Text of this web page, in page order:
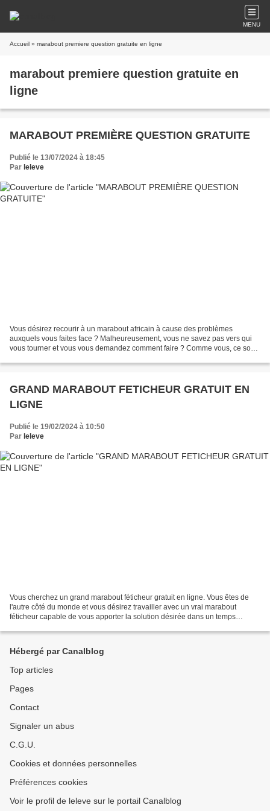
MENU
Accueil » marabout premiere question gratuite en ligne
marabout premiere question gratuite en
ligne
MARABOUT PREMIÈRE QUESTION GRATUITE
Publié le 13/07/2024 à 18:45
Par leleve
Vous désirez recourir à un marabout africain à cause des problèmes
auxquels vous faites face ? Malheureusement, vous ne savez pas vers qui
vous tourner et vous vous demandez comment faire ? Comme vous, ce sont
GRAND MARABOUT FETICHEUR GRATUIT EN
LIGNE
Publié le 19/02/2024 à 10:50
Par leleve
Vous cherchez un grand marabout féticheur gratuit en ligne. Vous êtes de
l'autre côté du monde et vous désirez travailler avec un vrai marabout
féticheur capable de vous apporter la solution désirée dans un temps
Hébergé par Canalblog
Top articles
Pages
Contact
Signaler un abus
C.G.U.
Cookies et données personnelles
Préférences cookies
Voir le profil de leleve sur le portail Canalblog